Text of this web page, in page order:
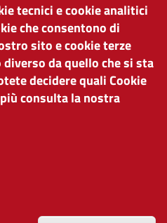
DI BOLZANO
Bolzano
DELLO
tecnici e cookie analitici
che consentono di
sito e cookie terze
da quello che si sta
decidere quali Cookie
consulta la nostra